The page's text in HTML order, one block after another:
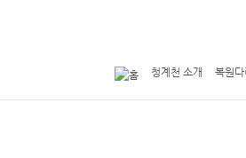
청계천 소개 복원